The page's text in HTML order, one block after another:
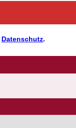
Datenschutz.